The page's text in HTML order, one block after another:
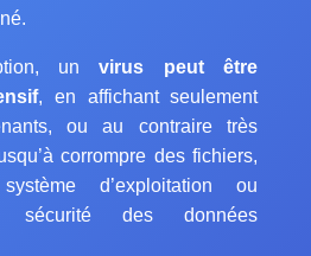
unvirus peut être
, en affichant seulement
ou au contraire très
corrompre des fichiers,
d’exploitation ou
sécurité des données